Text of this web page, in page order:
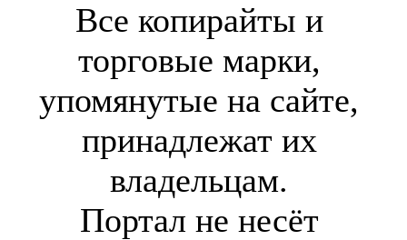
Все копирайты и
торговые марки,
упомянутые на сайте,
принадлежат их
владельцам.
Портал не несёт